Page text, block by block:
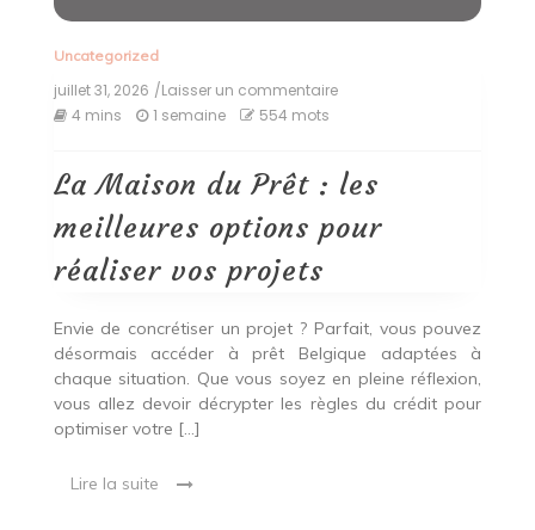
Uncategorized
juillet 31, 2026 /Laisser un commentaireon
Prêt
:
les
meilleures
vos
projets
4 mins 1 semaine 554 mots
La Maison du Prêt : les
meilleures options pour
réaliser vos projets
Envie de concrétiser un projet ? Parfait, vous pouvez
désormais accéder à prêt Belgique adaptées à
chaque situation. Que vous soyez en pleine réflexion,
vous allez devoir décrypter les règles du crédit pour
optimiser votre […]
Lire la suite